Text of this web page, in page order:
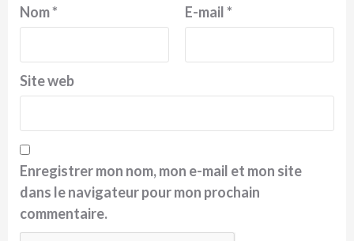
Nom* E-mail*
Site web
Enregistrer mon nom, mon e-mail et mon site
dans le navigateur pour mon prochain
commentaire.